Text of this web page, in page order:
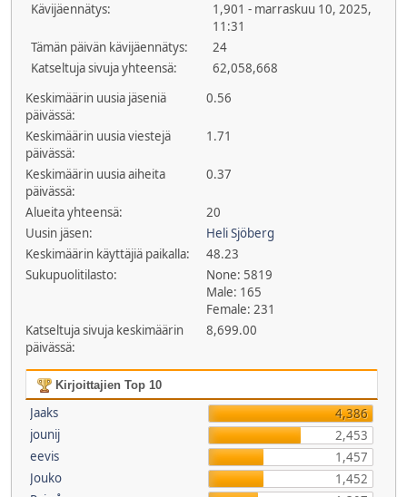
Kävijäennätys:
1,901 - marraskuu 10, 2025,
11:31
Tämän päivän kävijäennätys:
24
Katseltuja sivuja yhteensä:
62,058,668
Keskimäärin uusia jäseniä
päivässä:
0.56
Keskimäärin uusia viestejä
päivässä:
1.71
Keskimäärin uusia aiheita
päivässä:
0.37
Alueita yhteensä:
20
Uusin jäsen:
Heli Sjöberg
Keskimäärin käyttäjiä paikalla:
48.23
Sukupuolitilasto:
None: 5819
Male: 165
Female: 231
Katseltuja sivuja keskimäärin
päivässä:
8,699.00
Kirjoittajien Top 10
Jaaks
4,386
jounij
2,453
eevis
1,457
Jouko
1,452